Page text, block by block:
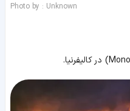
Photo by : Unknown